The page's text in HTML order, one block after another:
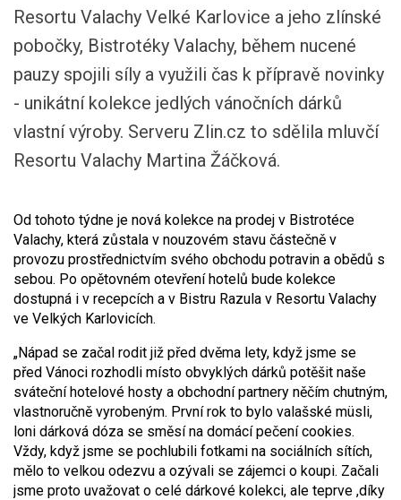
Resortu Valachy Velké Karlovice a jeho zlínské
pobočky, Bistrotéky Valachy, během nucené
pauzy spojili síly a využili čas k přípravě novinky
- unikátní kolekce jedlých vánočních dárků
vlastní výroby. Serveru Zlin.cz to sdělila mluvčí
Resortu Valachy Martina Žáčková.
Od tohoto týdne je nová kolekce na prodej v Bistrotéce
Valachy, která zůstala v nouzovém stavu částečně v
provozu prostřednictvím svého obchodu potravin a obědů s
sebou. Po opětovném otevření hotelů bude kolekce
dostupná i v recepcích a v Bistru Razula v Resortu Valachy
ve Velkých Karlovicích.
„Nápad se začal rodit již před dvěma lety, když jsme se
před Vánoci rozhodli místo obvyklých dárků potěšit naše
sváteční hotelové hosty a obchodní partnery něčím chutným,
vlastnoručně vyrobeným. První rok to bylo valašské müsli,
loni dárková dóza se směsí na domácí pečení cookies.
Vždy, když jsme se pochlubili fotkami na sociálních sítích,
mělo to velkou odezvu a ozývali se zájemci o koupi. Začali
jsme proto uvažovat o celé dárkové kolekci, ale teprve ,díky